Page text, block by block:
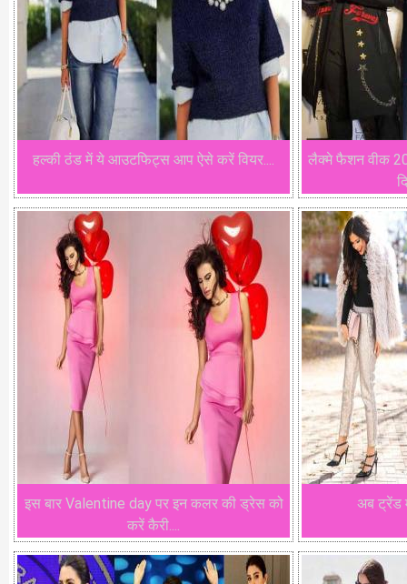
हल्की ठंड में ये आउटफिट्स आप ऐसे करें वियर....
लैक्मे फैशन वीक
इस बार Valentine day पर इन कलर की ड्रेस को
करें कैरी....
अब ट्रेंड